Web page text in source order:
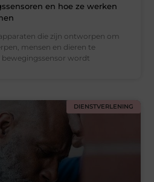
en hoe ze werken
die zijn ontworpen om
mensen en dieren te
bewegingssensor wordt
DIENSTVERLENING